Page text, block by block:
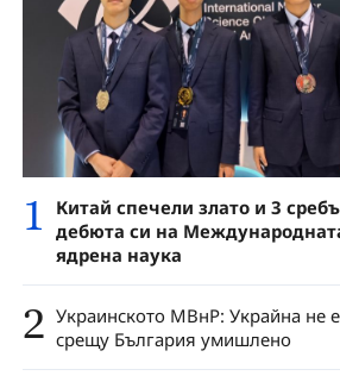
1
Китай спечели злато и 3
дебюта си на
ядрена наука
2 Украинското МВнР: Украйна не
срещу България умишлено